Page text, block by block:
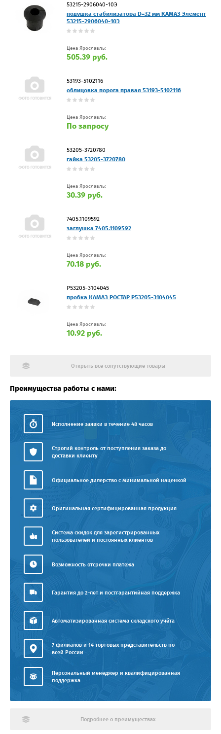
53215-2906040-10Э
подушка стабилизатора D=32 мм КАМАЗ Элемент
53215-2906040-10Э
Цена Ярославль:
505.39 руб.
53193-5102116
облицовка порога правая 53193-5102116
Цена Ярославль:
По запросу
53205-3720780
гайка 53205-3720780
Цена Ярославль:
30.39 руб.
7405.1109592
заглушка 7405.1109592
Цена Ярославль:
70.18 руб.
Р53205-3104045
пробка КАМАЗ РОСТАР Р53205-3104045
Цена Ярославль:
10.92 руб.
Открыть все сопутствующие товары
Преимущества работы с нами:
Исполнение заявки в течение 48 часов
Строгий контроль от поступления заказа до
доставки клиенту
Официальное дилерство с минимальной наценкой
Оригинальная сертифицированная продукция
Система скидок для зарегистрированных
пользователей и постоянных клиентов
Возможность отсрочки платежа
Гарантия до 2-лет и постгарантийная поддержка
Автоматизированная система складского учёта
7 филиалов и 14 торговых представительств по
всей России
Персональный менеджер и квалифицированная
поддержка
Подробнее о преимуществах